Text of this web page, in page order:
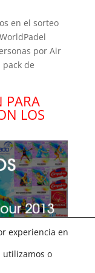
en el sorteo
por Air
de
PARA
LOS
experiencia en
utilizamos o